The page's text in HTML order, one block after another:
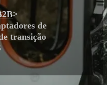
>
de
transição